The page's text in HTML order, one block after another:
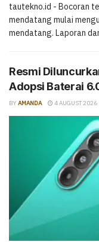
tautekno.id - Bocoran
mendatang mulai
mendatang. Laporan
Resmi
Adopsi Baterai
BY AMANDA 4 AUGUST 2026